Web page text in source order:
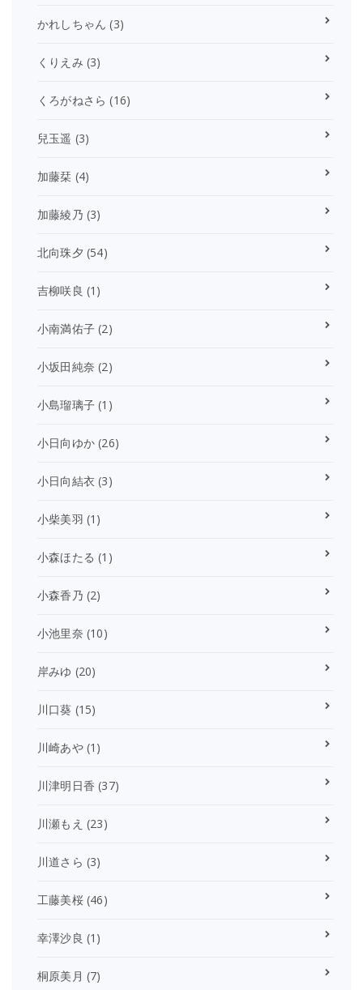
かれしちゃん (3)
くりえみ (3)
くろがねさら (16)
兒玉遥 (3)
加藤栞 (4)
加藤綾乃 (3)
北向珠夕 (54)
吉柳咲良 (1)
小南満佑子 (2)
小坂田純奈 (2)
小島瑠璃子 (1)
小日向ゆか (26)
小日向結衣 (3)
小柴美羽 (1)
小森ほたる (1)
小森香乃 (2)
小池里奈 (10)
岸みゆ (20)
川口葵 (15)
川崎あや(1)
川津明日香 (37)
川瀬もえ (23)
川道さら (3)
工藤美桜(46)
幸澤沙良 (1)
桐原美月 (7)